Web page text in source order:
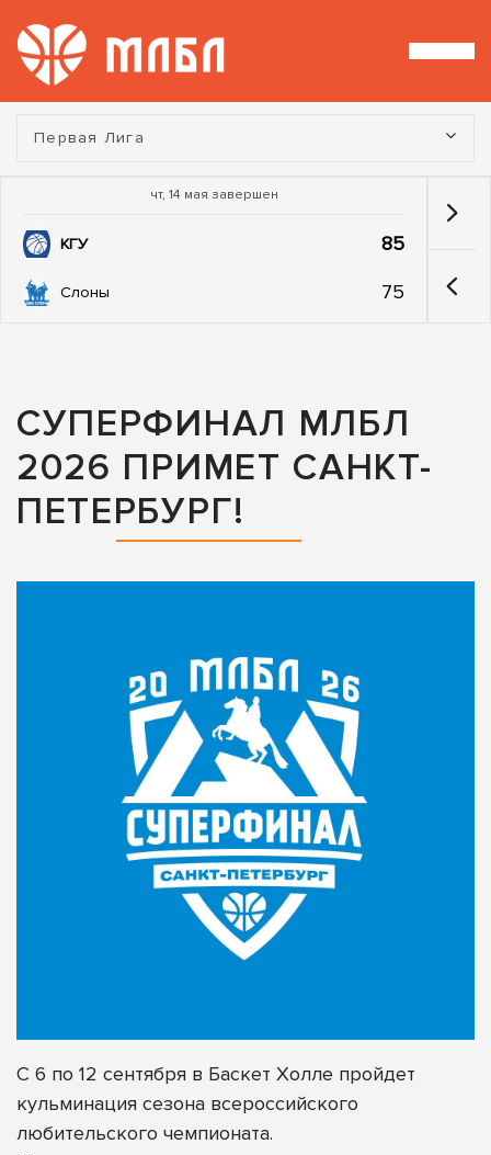
Турнир:
Первая Лига
чт, 14 мая завершен
КГУ 85
Слоны 75
СУПЕРФИНАЛ МЛБЛ
2026 ПРИМЕТ САНКТ-
ПЕТЕРБУРГ!
С 6 по 12 сентября в Баскет Холле пройдет
кульминация сезона всероссийского
любительского чемпионата.